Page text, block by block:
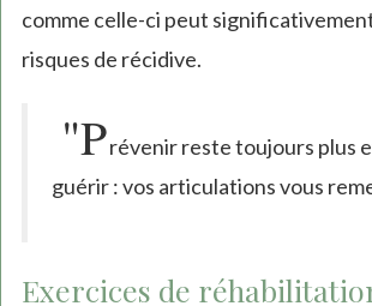
comme celle-ci peut
risques de récidive.
"Prévenir reste toujours plus
guérir : vos articulations vous
Exercices de